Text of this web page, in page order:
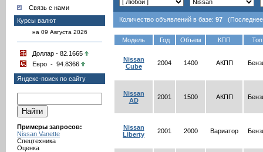
Связь с нами
Курсы валют
на 09 Августа 2026
Доллар - 82.1665
Евро - 94.8366
Яндекс-поиск по сайту
Примеры запросов:
Nissan Vanette
Спецтехника
Оценка
Количество объявлений в базе: 97 (Последнее
Модель Год Объем КПП
Nissan
Cube
2004 1400 АКПП
Nissan
AD
2001 1500 АКПП
Nissan
Liberty
2001 2000 Вариатор